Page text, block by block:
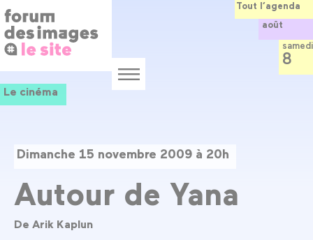
au
contenu
principal
Menu
Le cinéma
Dimanche 15 novembre 2009 à 20h
Autour de Yana
De Arik Kaplun
Tout l’agenda
août
samedi
8